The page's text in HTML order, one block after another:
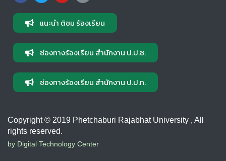
แนะนำ ติชม ร้องเรียน
ช่องทางร้องเรียน สำนักงาน ป.ป.ช.
ช่องทางร้องเรียน สำนักงาน ป.ป.ท.
Copyright © 2019 Phetchaburi Rajabhat University , All
rights reserved.
by Digital Technology Center